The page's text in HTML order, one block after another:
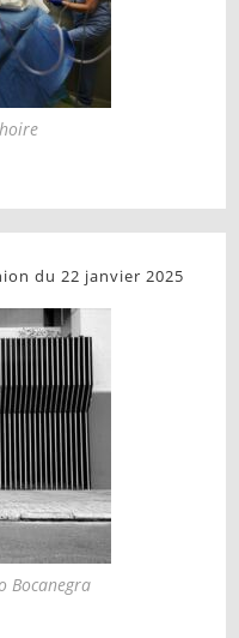
du 22 janvier 2025
Bocanegra